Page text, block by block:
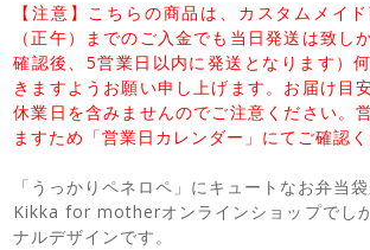
【注意】こちらの商品は、カスタムメイ
（正午）までのご入金でも当日発送は致し
確認後、5営業日以内に発送となります）
きますようお願い申し上げます。お届け目
休業日を含みませんのでご注意ください。
ますため「営業日カレンダー」にてご確認く
「うっかりペネロペ」にキュートなお弁当袋
Kikka for motherオンラインショップでし
ナルデザインです。